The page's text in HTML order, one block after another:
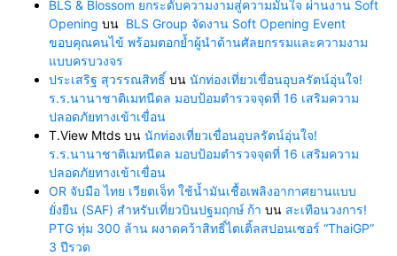
BLS & Blossom ยกระดับความงามสู่ความมั่นใจ ผ่านงาน Soft
Opening บน BLS Group จัดงาน Soft Opening Event
ขอบคุณคนไข้ พร้อมตอกย้ำผู้นำด้านศัลยกรรมและความงาม
แบบครบวงจร
ประเสริฐ สุวรรณสิทธิ์ บน นักท่องเที่ยวเขื่อนอุบลรัตน์อุ่นใจ!
ร.ร.นานาชาติเมทนีดล มอบป้อมตำรวจจุดที่ 16 เสริมความ
ปลอดภัยทางเข้าเขื่อน
T.View Mtds บน นักท่องเที่ยวเขื่อนอุบลรัตน์อุ่นใจ!
ร.ร.นานาชาติเมทนีดล มอบป้อมตำรวจจุดที่ 16 เสริมความ
ปลอดภัยทางเข้าเขื่อน
OR จับมือ ไทย เวียตเจ็ท ใช้น้ำมันเชื้อเพลิงอากาศยานแบบ
ยั่งยืน (SAF) สำหรับเที่ยวบินปฐมฤกษ์ ก้า บน สะเทือนวงการ!
PTG ทุ่ม 300 ล้าน ผงาดคว้าสิทธิ์ไตเติ้ลสปอนเซอร์ “ThaiGP”
3 ปีรวด